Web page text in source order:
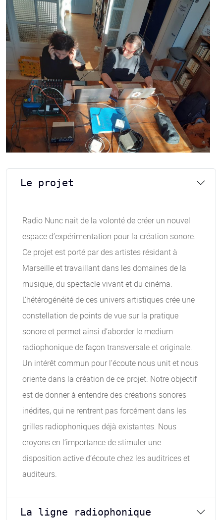
Le projet
Radio Nunc nait de la volonté de créer un nouvel
espace d’expérimentation pour la création sonore.
Ce projet est porté par des artistes résidant à
Marseille et travaillant dans les domaines de la
musique, du spectacle vivant et du cinéma.
L’hétérogénéité de ces univers artistiques crée une
constellation de points de vue sur la pratique
sonore et permet ainsi d’aborder le medium
radiophonique de façon transversale et originale.
Un intérêt commun pour l’écoute nous unit et nous
oriente dans la création de ce projet. Notre objectif
est de donner à entendre des créations sonores
inédites, qui ne rentrent pas forcément dans les
grilles radiophoniques déjà existantes. Nous
croyons en l’importance de stimuler une
disposition active d’écoute chez les auditrices et
auditeurs.
La ligne radiophonique